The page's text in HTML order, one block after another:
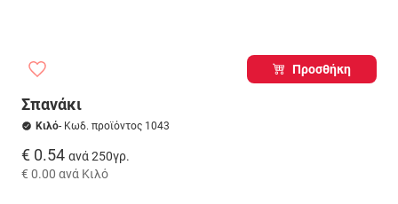
Προσθήκη
Σπανάκι
Κιλό- Κωδ. προϊόντος 1043
€ 0.54 ανά 250γρ.
€ 0.00 ανά Κιλό